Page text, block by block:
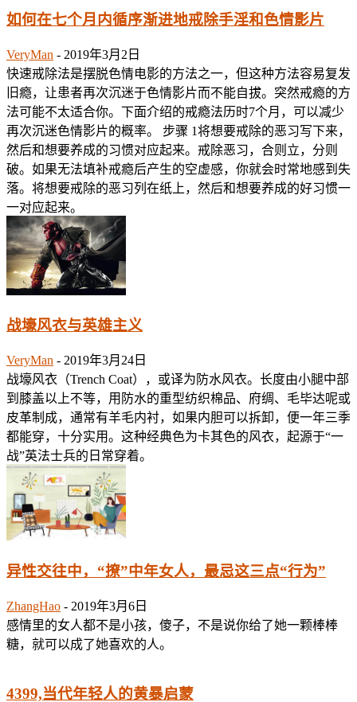
如何在七个月内循序渐进地戒除手淫和色情影片
VeryMan - 2019年3月2日
快速戒除法是摆脱色情电影的方法之一，但这种方法容易复发
旧瘾，让患者再次沉迷于色情影片而不能自拔。突然戒瘾的方
法可能不太适合你。下面介绍的戒瘾法历时7个月，可以减少
再次沉迷色情影片的概率。 步骤 1将想要戒除的恶习写下来，
然后和想要养成的习惯对应起来。戒除恶习，合则立，分则
破。如果无法填补戒瘾后产生的空虚感，你就会时常地感到失
落。将想要戒除的恶习列在纸上，然后和想要养成的好习惯一
一对应起来。
战壕风衣与英雄主义
VeryMan - 2019年3月24日
战壕风衣（Trench Coat），或译为防水风衣。长度由小腿中部
到膝盖以上不等，用防水的重型纺织棉品、府绸、毛毕达呢或
皮革制成，通常有羊毛内衬，如果内胆可以拆卸，便一年三季
都能穿，十分实用。这种经典色为卡其色的风衣，起源于“一
战”英法士兵的日常穿着。
异性交往中，“撩”中年女人，最忌这三点“行为”
ZhangHao - 2019年3月6日
感情里的女人都不是小孩，傻子，不是说你给了她一颗棒棒
糖，就可以成了她喜欢的人。
4399,当代年轻人的黄暴启蒙